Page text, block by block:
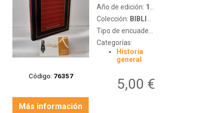
Código: 76357
Año de edición: 1985
Colección: BIBLIOTECA DE HISTORIA
Tipo de encuadernación:
Categorías:
Historia
general
5,00 €
Más información